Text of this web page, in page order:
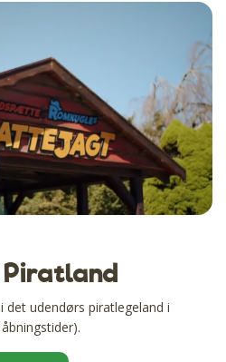
det udendørs piratlegeland i